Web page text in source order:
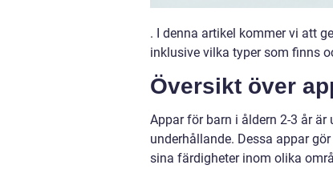
. I denna artikel kommer vi att
inklusive vilka typer som finns
Översikt över
Appar för barn i åldern 2-3 år
underhållande. Dessa appar
sina färdigheter inom olika